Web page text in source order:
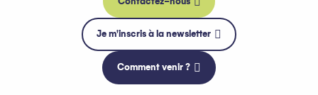
Je m'inscris à la newsletter
Comment venir ?